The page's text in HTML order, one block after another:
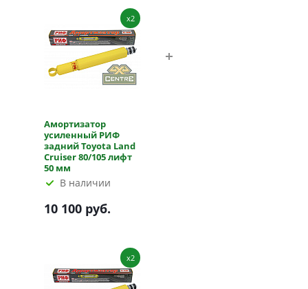
x2
Амортизатор
усиленный РИФ
задний Toyota Land
Cruiser 80/105 лифт
50 мм
В наличии
10 100 руб.
x2